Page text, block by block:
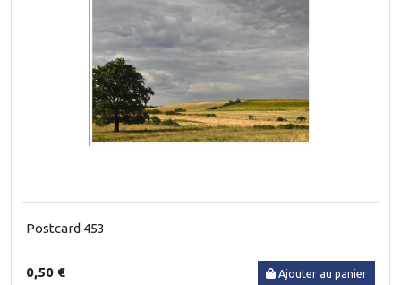
Postcard 453
0,50 € Ajouter au panier